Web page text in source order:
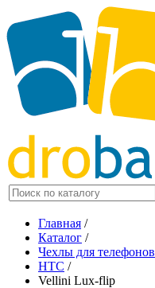
Главная /
Каталог /
Чехлы для телефонов
HTC /
Vellini Lux-flip